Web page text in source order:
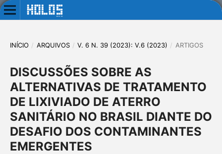
INÍCIO / ARQUIVOS / V. 6 N. 39 (2023): V.6 (2023) / ARTIGOS
DISCUSSÕES SOBRE AS
ALTERNATIVAS DE TRATAMENTO
DE LIXIVIADO DE ATERRO
SANITÁRIO NO BRASIL DIANTE DO
DESAFIO DOS CONTAMINANTES
EMERGENTES